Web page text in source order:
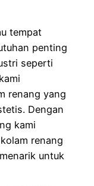
tempat
penting
seperti
renang yang
Dengan
kami
renang
untuk